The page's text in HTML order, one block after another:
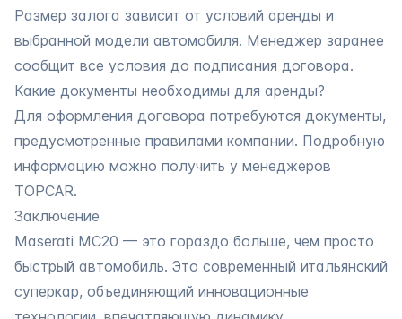
Размер залога зависит от условий аренды и
выбранной модели автомобиля. Менеджер заранее
сообщит все условия до подписания договора.
Какие документы необходимы для аренды?
Для оформления договора потребуются документы,
предусмотренные правилами компании. Подробную
информацию можно получить у менеджеров
TOPCAR.
Заключение
Maserati MC20 — это гораздо больше, чем просто
быстрый автомобиль. Это современный итальянский
суперкар, объединяющий инновационные